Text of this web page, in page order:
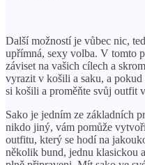
Další možností je vůbec nic,
upřímná, sexy volba. V tomto
záviset na vašich cílech a
vyrazit v košili a saku, a pokud
si košili a proměňte svůj outfit
Sako je jedním ze základních
nikdo jiný, vám pomůže
outfitu, který se hodí na
několik bund, jednu klasickou